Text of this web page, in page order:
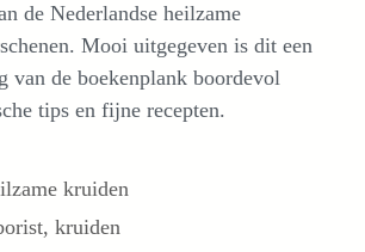
de Nederlandse heilzame
Mooi uitgegeven is dit een
van de boekenplank boordevol
tips en fijne recepten.
kruiden
, kruiden